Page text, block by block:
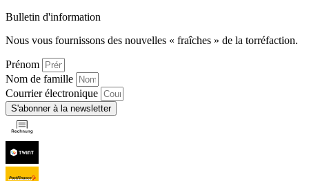
Bulletin d'information
Nous vous fournissons des nouvelles « fraîches » de la torréfaction.
Prénom
Nom de famille
Courrier électronique
S'abonner à la newsletter